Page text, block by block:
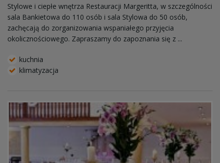
Stylowe i ciepłe wnętrza Restauracji Margeritta, w szczególności
sala Bankietowa do 110 osób i sala Stylowa do 50 osób,
zachęcają do zorganizowania wspaniałego przyjęcia
okolicznościowego. Zapraszamy do zapoznania się z ...
kuchnia
klimatyzacja